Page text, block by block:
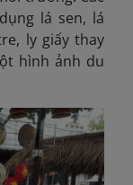
lá sen, lá
ly giấy thay
hình ảnh du